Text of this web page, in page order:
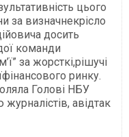
цього
за визначнекрісло
досить
команди
за жорсткі,рішучі
ринку.
Голові НБУ
авідтак